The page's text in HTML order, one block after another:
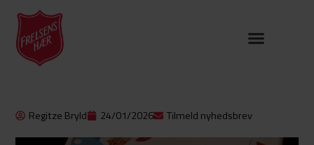
Regitze Bryld 24/01/2026 Tilmeld nyhedsbrev